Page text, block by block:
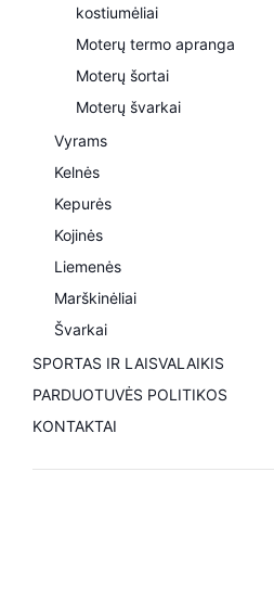
kostiumėliai
Moterų termo apranga
Moterų šortai
Moterų švarkai
Vyrams
Kelnės
Kepurės
Kojinės
Liemenės
Marškinėliai
Švarkai
SPORTAS IR LAISVALAIKIS
PARDUOTUVĖS POLITIKOS
KONTAKTAI